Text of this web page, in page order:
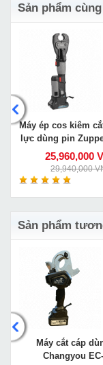
Sản phẩm
Máy ép cos kiêm
lực dùng pin
PZ-2430C
25,960,000
29,940,000
Sản phẩm
Máy cắt cáp
Changyou